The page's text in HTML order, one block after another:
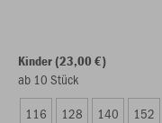
Kinder (23,00 €)
ab 10 Stück
116
128 140 152